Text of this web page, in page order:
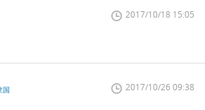
2017/10/18 15:05
国 2017/10/26 09:38